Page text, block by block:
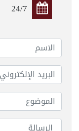
24/7